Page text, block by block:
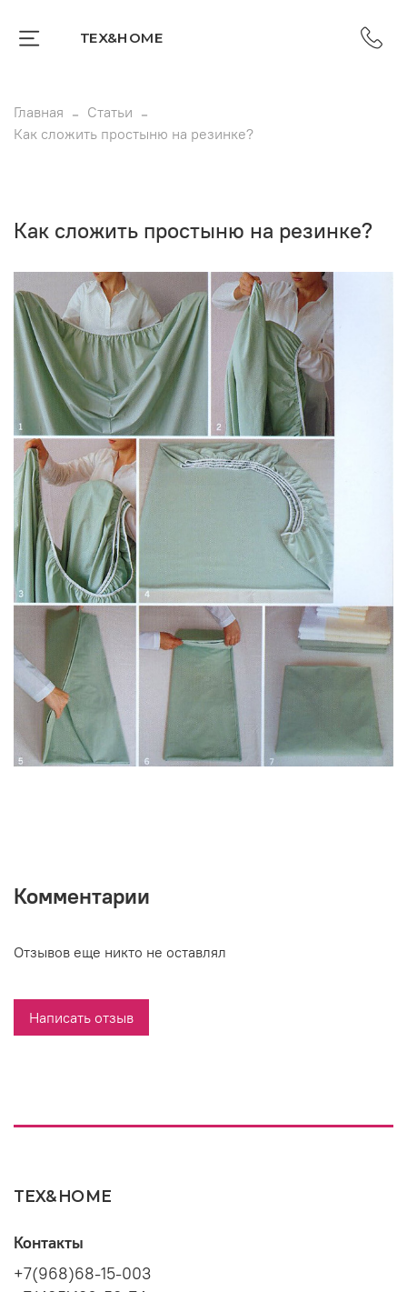
TEX&HOME
Главная
Статьи
Как сложить простыню на резинке?
Как сложить простыню на резинке?
Комментарии
Отзывов еще никто не оставлял
Написать отзыв
TEX&HOME
Контакты
+7(968)68-15-003